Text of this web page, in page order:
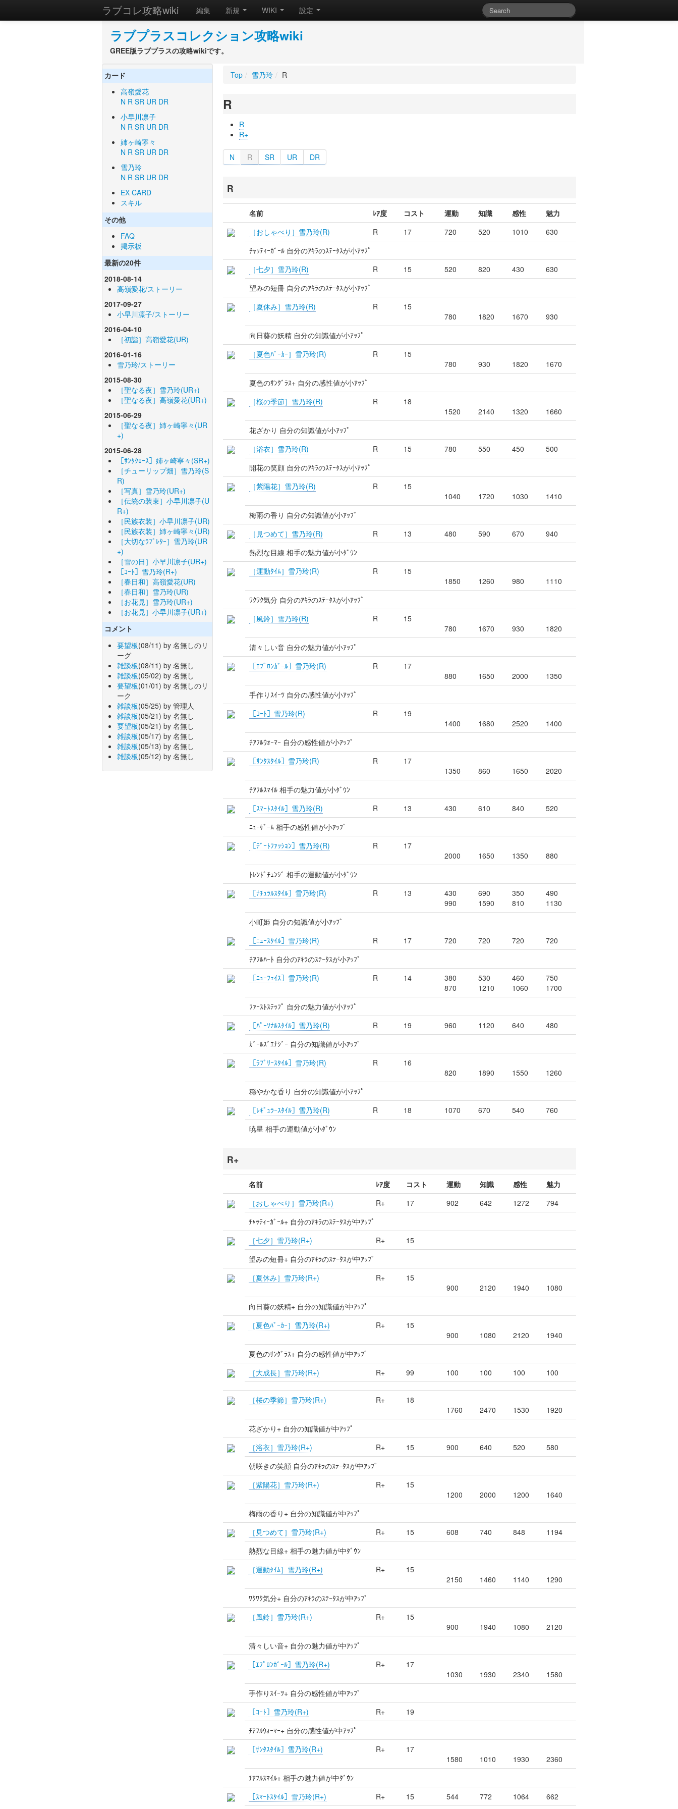
ラブコレ攻略wiki 編集 新規 WIKI 設定
ラブプラスコレクション攻略wiki
GREE版ラブプラスの攻略wikiです。
カード
高嶺愛花
N R SR UR DR
小早川凛子
N R SR UR DR
姉ヶ崎寧々
N R SR UR DR
雪乃玲
N R SR UR DR
EX CARD
スキル
その他
FAQ
掲示板
最新の20件
2018-08-14
高嶺愛花/ストーリー
2017-09-27
小早川凛子/ストーリー
2016-04-10
［初詣］高嶺愛花(UR)
2016-01-16
雪乃玲/ストーリー
2015-08-30
［聖なる夜］雪乃玲(UR+)
［聖なる夜］高嶺愛花(UR+)
2015-06-29
［聖なる夜］姉ヶ崎寧々(UR
+)
2015-06-28
［ｻﾝﾀｸﾛｰｽ］姉ヶ崎寧々(SR+)
［チューリップ畑］雪乃玲(S
R)
［写真］雪乃玲(UR+)
［伝統の装束］小早川凛子(U
R+)
［民族衣装］小早川凛子(UR)
［民族衣装］姉ヶ崎寧々(UR)
［大切なﾗﾌﾞﾚﾀｰ］雪乃玲(UR
+)
［雪の日］小早川凛子(UR+)
［ｺｰﾄ］雪乃玲(R+)
［春日和］高嶺愛花(UR)
［春日和］雪乃玲(UR)
［お花見］雪乃玲(UR+)
［お花見］小早川凛子(UR+)
コメント
要望板(08/11) by 名無しのリ
ーグ
雑談板(08/11) by 名無し
雑談板(05/02) by 名無し
要望板(01/01) by 名無しのリ
ーク
雑談板(05/25) by 管理人
雑談板(05/21) by 名無し
要望板(05/21) by 名無し
雑談板(05/17) by 名無し
雑談板(05/13) by 名無し
雑談板(05/12) by 名無し
Top / 雪乃玲 / R
R
R
R+
N R SR UR DR
R
名前 ﾚｱ度 コスト 運動 知識 感性
魅力
［おしゃべり］雪乃玲(R)
R 17 720 520 1010
630
ﾁｬｯﾃｨｰｶﾞｰﾙ 自分のｱｷﾗのｽﾃｰﾀｽが小ｱｯﾌﾟ
［七夕］雪乃玲(R)
R 15 520 820 430
630
望みの短冊 自分のｱｷﾗのｽﾃｰﾀｽが小ｱｯﾌﾟ
［夏休み］雪乃玲(R)
R
15
780
1820 1670
930
向日葵の妖精 自分の知識値が小ｱｯﾌﾟ
［夏色ﾊﾟｰｶｰ］雪乃玲(R)
R
15
780
930 1820
1670
夏色のｻﾝｸﾞﾗｽ+ 自分の感性値が小ｱｯﾌﾟ
［桜の季節］雪乃玲(R)
R
18
1520
2140 1320
1660
花ざかり 自分の知識値が小ｱｯﾌﾟ
［浴衣］雪乃玲(R)
R 15 780 550 450
500
開花の笑顔 自分のｱｷﾗのｽﾃｰﾀｽが小ｱｯﾌﾟ
［紫陽花］雪乃玲(R)
R
15
1040
1720 1030
1410
梅雨の香り 自分の知識値が小ｱｯﾌﾟ
［見つめて］雪乃玲(R)
R 13 480 590 670
940
熱烈な目線 相手の魅力値が小ﾀﾞｳﾝ
［運動ﾀｲﾑ］雪乃玲(R)
R
15
1850
1260 980
1110
ﾜｸﾜｸ気分 自分のｱｷﾗのｽﾃｰﾀｽが小ｱｯﾌﾟ
［風鈴］雪乃玲(R)
R
15
780
1670 930
1820
清々しい音 自分の魅力値が小ｱｯﾌﾟ
［ｴﾌﾟﾛﾝｶﾞｰﾙ］雪乃玲(R)
R
17
880
1650 2000
1350
手作りｽｲｰﾂ 自分の感性値が小ｱｯﾌﾟ
［ｺｰﾄ］雪乃玲(R)
R
19
1400
1680 2520
1400
ﾁｱﾌﾙｳｫｰﾏｰ 自分の感性値が小ｱｯﾌﾟ
［ｻﾝﾀｽﾀｲﾙ］雪乃玲(R)
R
17
1350
860 1650
2020
ﾁｱﾌﾙｽﾏｲﾙ 相手の魅力値が小ﾀﾞｳﾝ
［ｽﾏｰﾄｽﾀｲﾙ］雪乃玲(R)
R 13 430 610 840
520
ﾆｭｰｹﾞｰﾑ 相手の感性値が小ｱｯﾌﾟ
［ﾃﾞｰﾄﾌｧｯｼｮﾝ］雪乃玲(R)
R
17
2000
1650 1350
880
ﾄﾚﾝﾄﾞﾁｪﾝｼﾞ 相手の運動値が小ﾀﾞｳﾝ
［ﾅﾁｭﾗﾙｽﾀｲﾙ］雪乃玲(R)
R 13
430
990
690
1590
350
810
490
1130
小町姫 自分の知識値が小ｱｯﾌﾟ
［ﾆｭｰｽﾀｲﾙ］雪乃玲(R)
R 17 720 720 720
720
ﾁｱﾌﾙﾊｰﾄ 自分のｱｷﾗのｽﾃｰﾀｽが小ｱｯﾌﾟ
［ﾆｭｰﾌｪｲｽ］雪乃玲(R)
R 14
380
870
530
1210
460
1060
750
1700
ﾌｧｰｽﾄｽﾃｯﾌﾟ 自分の魅力値が小ｱｯﾌﾟ
［ﾊﾟｰｿﾅﾙｽﾀｲﾙ］雪乃玲(R)
R 19 960 1120 640
480
ｶﾞｰﾙｽﾞｴﾅｼﾞｰ 自分の知識値が小ｱｯﾌﾟ
［ﾗﾌﾞﾘｰｽﾀｲﾙ］雪乃玲(R)
R
16
820
1890 1550
1260
穏やかな香り 自分の知識値が小ｱｯﾌﾟ
［ﾚｷﾞｭﾗｰｽﾀｲﾙ］雪乃玲(R)
R 18 1070 670 540
760
暁星 相手の運動値が小ﾀﾞｳﾝ
R+
名前 ﾚｱ度 コスト 運動 知識 感性
魅力
［おしゃべり］雪乃玲(R+)
R+ 17 902 642 1272
794
ﾁｬｯﾃｨｰｶﾞｰﾙ+ 自分のｱｷﾗのｽﾃｰﾀｽが中ｱｯﾌﾟ
［七夕］雪乃玲(R+)
R+
15
望みの短冊+ 自分のｱｷﾗのｽﾃｰﾀｽが中ｱｯﾌﾟ
［夏休み］雪乃玲(R+)
R+
15
900
2120 1940
1080
向日葵の妖精+ 自分の知識値が中ｱｯﾌﾟ
［夏色ﾊﾟｰｶｰ］雪乃玲(R+)
R+
15
900
1080 2120
1940
夏色のｻﾝｸﾞﾗｽ+ 自分の感性値が中ｱｯﾌﾟ
［大成長］雪乃玲(R+)
R+ 99 100 100 100 100
［桜の季節］雪乃玲(R+) R+
18
1760
2470 1530
1920
花ざかり+ 自分の知識値が中ｱｯﾌﾟ
［浴衣］雪乃玲(R+)
R+ 15 900 640 520
580
朝咲きの笑顔 自分のｱｷﾗのｽﾃｰﾀｽが中ｱｯﾌﾟ
［紫陽花］雪乃玲(R+)
R+
15
1200
2000 1200
1640
梅雨の香り+ 自分の知識値が中ｱｯﾌﾟ
［見つめて］雪乃玲(R+)
R+ 15 608 740 848
1194
熱烈な目線+ 相手の魅力値が中ﾀﾞｳﾝ
［運動ﾀｲﾑ］雪乃玲(R+)
R+
15
2150
1460 1140
1290
ﾜｸﾜｸ気分+ 自分のｱｷﾗのｽﾃｰﾀｽが中ｱｯﾌﾟ
［風鈴］雪乃玲(R+)
R+
15
900
1940 1080
2120
清々しい音+ 自分の魅力値が中ｱｯﾌﾟ
［ｴﾌﾟﾛﾝｶﾞｰﾙ］雪乃玲(R+)
R+
17
1030
1930 2340
1580
手作りｽｲｰﾂ+ 自分の感性値が中ｱｯﾌﾟ
［ｺｰﾄ］雪乃玲(R+)
R+
19
ﾁｱﾌﾙｳｫｰﾏｰ+ 自分の感性値が中ｱｯﾌﾟ
［ｻﾝﾀｽﾀｲﾙ］雪乃玲(R+)
R+
17
1580
1010 1930
2360
ﾁｱﾌﾙｽﾏｲﾙ+ 相手の魅力値が中ﾀﾞｳﾝ
［ｽﾏｰﾄｽﾀｲﾙ］雪乃玲(R+)
R+ 15 544 772 1064 662